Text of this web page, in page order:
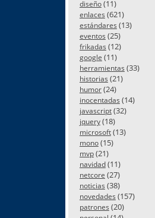
diseño(11)
enlaces (621)
estándares (13)
eventos (25)
frikadas (12)
google (11)
herramientas (33)
historias (21)
humor(24)
inocentadas (14)
javascript(32)
jquery(18)
microsoft(13)
mono(15)
mvp(21)
navidad(11)
netcore (27)
noticias (38)
novedades (157)
patrones (20)